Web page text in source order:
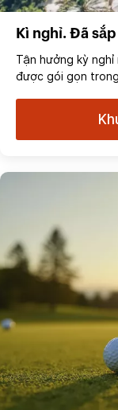
Kì nghỉ. Đã
Tận hưởng kỳ
được gói gọn